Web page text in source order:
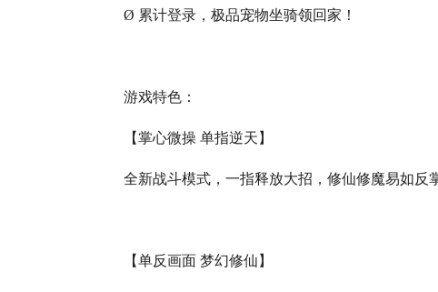
Ø 累计登录，极品宠物坐骑领回家！
游戏特色：
【掌心微操 单指逆天】
全新战斗模式，一指释放大招，修仙修魔易如反
【单反画面 梦幻修仙】